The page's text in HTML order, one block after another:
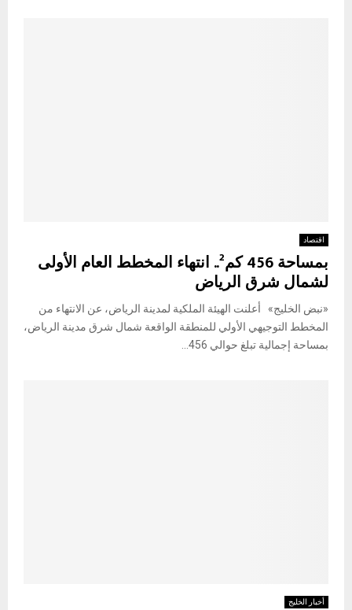
اقتصاد
بمساحة 456 كم².. انتهاء المخطط العام الأولى
لشمال شرق الرياض
«نبض الخليج» أعلنت الهيئة الملكية لمدينة الرياض، عن الانتهاء من
المخطط التوجيهي الأولي للمنطقة الواقعة شمال شرق مدينة الرياض،
بمساحة إجمالية تبلغ حوالي 456...
أخبار الخليج